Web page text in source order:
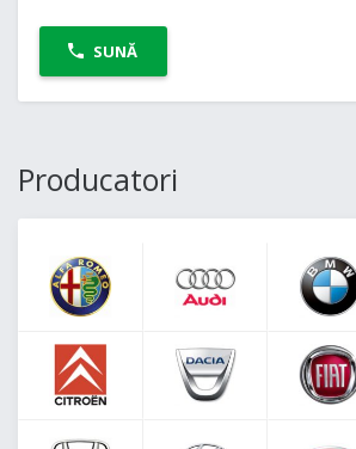
SUNĂ
Producatori